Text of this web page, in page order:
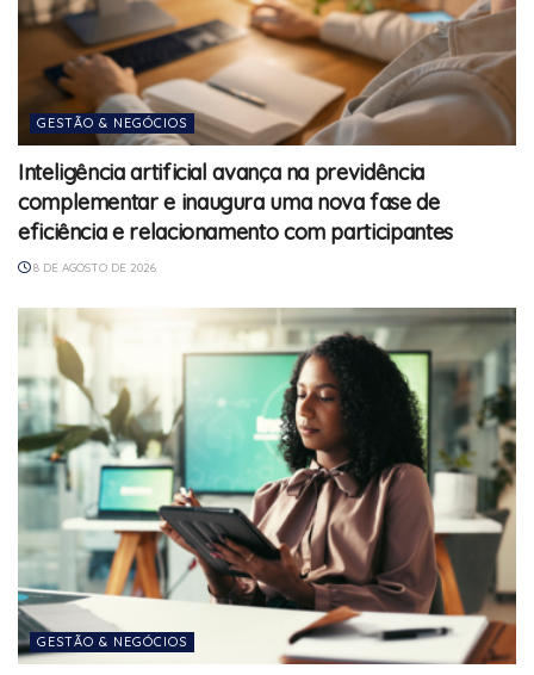
GESTÃO & NEGÓCIOS
Inteligência artificial avança na previdência
complementar e inaugura uma nova fase de
eficiência e relacionamento com participantes
8 DE AGOSTO DE 2026
GESTÃO & NEGÓCIOS